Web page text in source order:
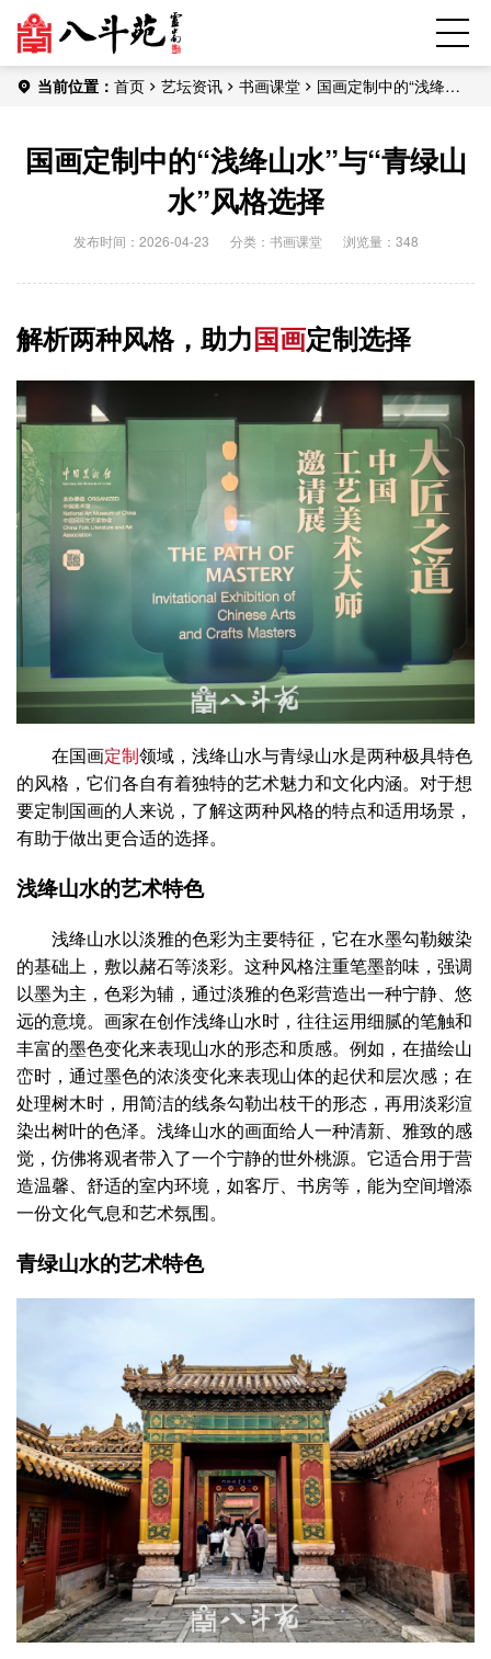
当前位置： 首页 艺坛资讯 书画课堂
国画定制中的“浅绛山
国画定制中的“浅绛山水”与“青绿山
水”风格选择
发布时间：2026-04-23 分类： 书画课堂 浏览量：348
解析两种风格，助力国画定制选择
在国画定制领域，浅绛山水与青绿山水是两种极具特色
的风格，它们各自有着独特的艺术魅力和文化内涵。对于想
要定制国画的人来说，了解这两种风格的特点和适用场景，
有助于做出更合适的选择。
浅绛山水的艺术特色
浅绛山水以淡雅的色彩为主要特征，它在水墨勾勒皴染
的基础上，敷以赭石等淡彩。这种风格注重笔墨韵味，强调
以墨为主，色彩为辅，通过淡雅的色彩营造出一种宁静、悠
远的意境。画家在创作浅绛山水时，往往运用细腻的笔触和
丰富的墨色变化来表现山水的形态和质感。例如，在描绘山
峦时，通过墨色的浓淡变化来表现山体的起伏和层次感；在
处理树木时，用简洁的线条勾勒出枝干的形态，再用淡彩渲
染出树叶的色泽。浅绛山水的画面给人一种清新、雅致的感
觉，仿佛将观者带入了一个宁静的世外桃源。它适合用于营
造温馨、舒适的室内环境，如客厅、书房等，能为空间增添
一份文化气息和艺术氛围。
青绿山水的艺术特色